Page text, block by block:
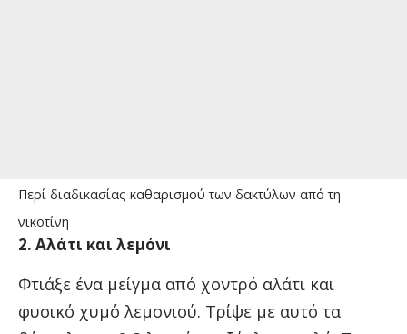
Περί διαδικασίας καθαρισμού των δακτύλων από τη
νικοτίνη
2. Αλάτι και λεμόνι
Φτιάξε ένα μείγμα από χοντρό αλάτι και
φυσικό χυμό λεμονιού. Τρίψε με αυτό τα